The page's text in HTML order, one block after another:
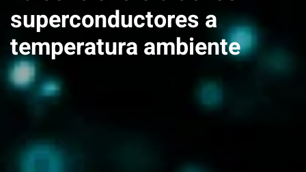
superconductores a
temperatura ambiente